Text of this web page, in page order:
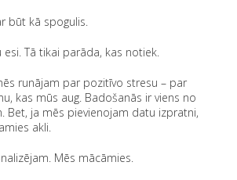
būt kā spogulis.
esi. Tā tikai parāda, kas notiek.
runājam par pozitīvo stresu – par
kas mūs aug. Badošanās ir viens no
Bet, ja mēs pievienojam datu izpratni,
akli.
Mēs mācāmies.